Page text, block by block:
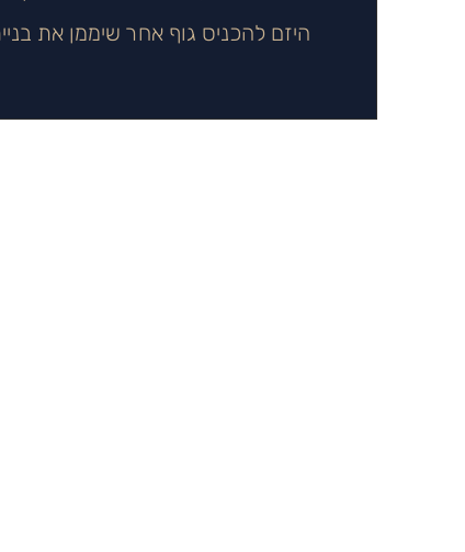
היזם להכניס גוף אחר שיממן את